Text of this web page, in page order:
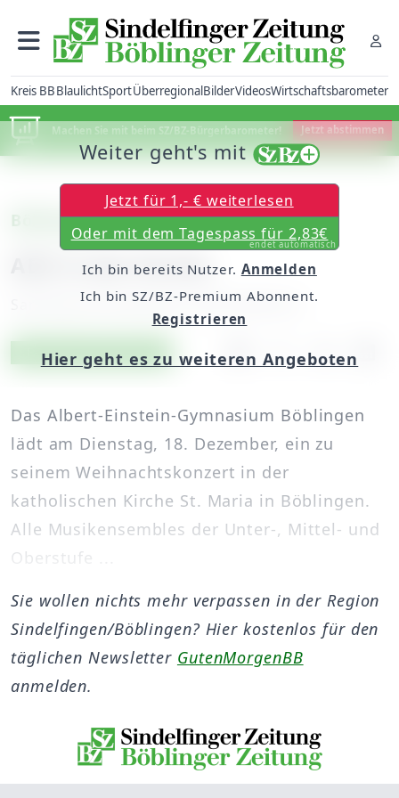
Kreis BBBlaulichtSportÜberregionalBilderVideosWirtschaftsbarometer
Machen Sie mit beim SZ/BZ-Bürgerbarometer! Jetzt abstimmen
Böblingen
AEG in der Kirche
Samstag, 08. Dezember 2018, 06:00 Uhr
Artikel vorlesen
Exklusiv für Abonnenten
Das Albert-Einstein-Gymnasium Böblingen
lädt am Dienstag, 18. Dezember, ein zu
seinem Weihnachtskonzert in der
katholischen Kirche St. Maria in Böblingen.
Alle Musikensembles der Unter-, Mittel- und
Oberstufe ...
Weiter geht's mit
Jetzt für 1,- € weiterlesen
Oder mit dem Tagespass für 2,83€
endet automatisch
Ich bin bereits Nutzer. Anmelden
Ich bin SZ/BZ-Premium Abonnent.
Registrieren
Hier geht es zu weiteren Angeboten
Sie wollen nichts mehr verpassen in der Region
Sindelfingen/Böblingen? Hier kostenlos für den
täglichen Newsletter GutenMorgenBB
anmelden.